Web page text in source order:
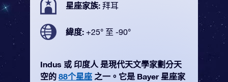
星座家族: 拜耳
緯度: +25° 至 -90°
Indus 或 印度人 是現代天文學家劃分天
空的 88个星座 之一。它是 Bayer 星座家